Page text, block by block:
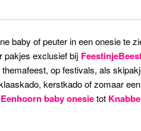
baby of peuter in een onesie
pakjes exclusief bij
op festivals, als
kerstkado of zomaar
baby onesietot